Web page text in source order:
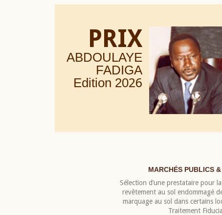
PRIX
ABDOULAYE
FADIGA
Edition 2026
MARCHÉS PUBLICS
Sélection d’une prestataire pour
revêtement au sol endommagé
marquage au sol dans certains
Traitement